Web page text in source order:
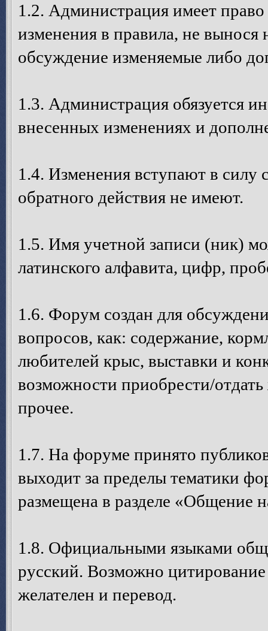
1.2. Администрация имеет
изменения в правила, не вынося
обсуждение изменяемые либо
1.3. Администрация обязуется
внесенных изменениях и
1.4. Изменения вступают в силу
обратного действия не имеют.
1.5. Имя учетной записи (ник)
латинского алфавита, цифр,
1.6. Форум создан для
вопросов, как: содержание,
любителей крыс, выставки и
возможности приобрести/
прочее.
1.7. На форуме принято
выходит за пределы тематики
размещена в разделе «Общение
1.8. Официальными языками
русский. Возможно цитирование
желателен и перевод.